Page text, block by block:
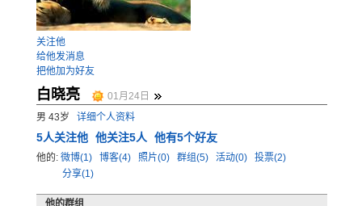
关注他
给他发消息
把他加为好友
白晓亮
01月24日
男 43岁 详细个人资料
5人关注他 他关注5人 他有5个好友
他的: 微博(1) 博客(4) 照片(0) 群组(5) 活动(0)
投票(2)
分享(1)
他的群组